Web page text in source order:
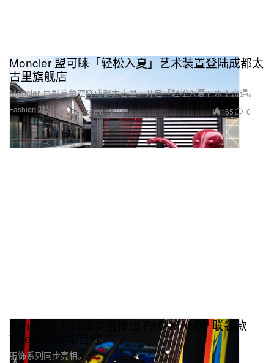
Fashion 时装
Moncler 盟可睐「轻松入夏」艺术装置登陆成都太
古里旗舰店
Moncler 巨型章鱼空降成都太古里，开启「轻松入夏」水下奇遇。
May 15, 2026 165 0
Fender x 万代南梦宫推出 PAC-MAM™ 联名款
Telecaster 电吉他
服饰系列同步亮相。